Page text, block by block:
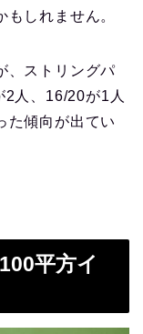
もしれません。
、ストリングパ
2人、16/20が1人
た傾向が出てい
平方イ